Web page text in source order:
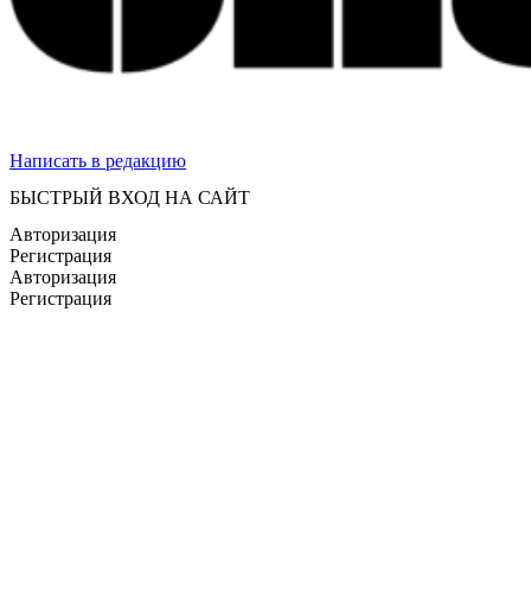
Написать в редакцию
БЫСТРЫЙ ВХОД НА САЙТ
Авторизация
Регистрация
Авторизация
Регистрация